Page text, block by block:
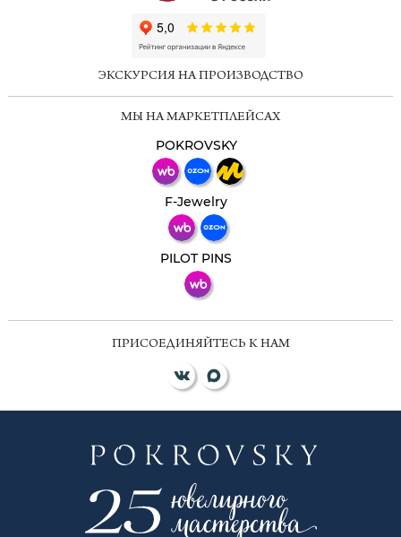
ЭКСКУРСИЯ НА ПРОИЗВОДСТВО
МЫ НА МАРКЕТПЛЕЙСАХ
POKROVSKY
F-Jewelry
PILOT PINS
ПРИСОЕДИНЯЙТЕСЬ К НАМ